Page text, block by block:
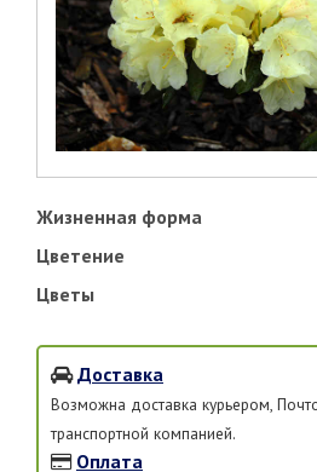
Жизненная форма
Цветение
Цветы
Доставка
Возможна доставка курьером,
транспортной компанией.
Оплата